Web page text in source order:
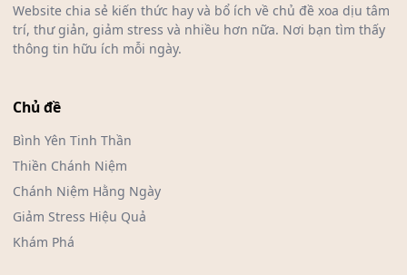
Website chia sẻ kiến thức hay và bổ ích về chủ đề xoa dịu tâm
trí, thư giản, giảm stress và nhiều hơn nữa. Nơi bạn tìm thấy
thông tin hữu ích mỗi ngày.
Chủ đề
Bình Yên Tinh Thần
Thiền Chánh Niệm
Chánh Niệm Hằng Ngày
Giảm Stress Hiệu Quả
Khám Phá